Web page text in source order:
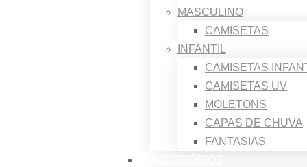
MASCULINO
CAMISETAS
INFANTIL
CAMISETAS
CAMISETAS UV
MOLETONS
CAPAS DE CHUVA
FANTASIAS